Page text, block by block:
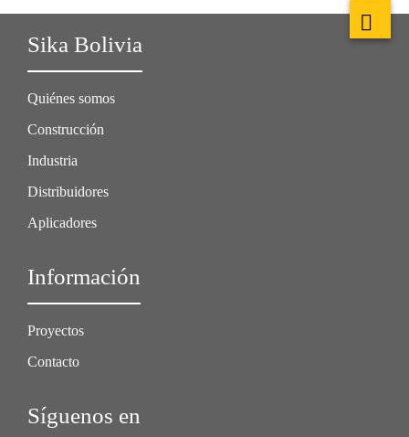
Sika Bolivia
Quiénes somos
Construcción
Industria
Distribuidores
Aplicadores
Información
Proyectos
Contacto
Síguenos en